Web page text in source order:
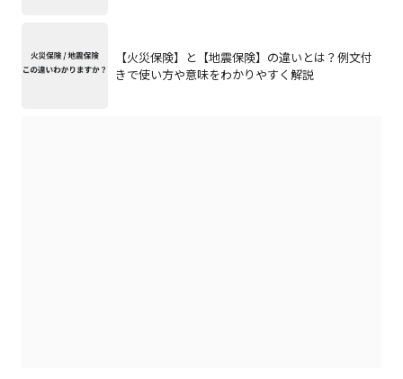
【火災保険】と【地震保険】の違いとは？例文付
きで使い方や意味をわかりやすく解説